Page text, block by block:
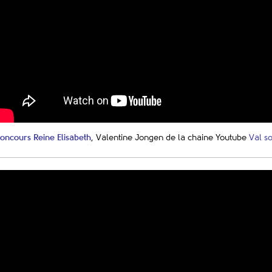
Reine Elisabeth , Valentine Jongen de la chaine Youtube Val